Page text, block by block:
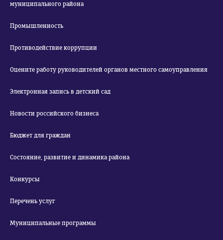
муниципального района
Промышленность
Противодействие коррупции
Оцените работу руководителей органов местного самоуправления
Электронная запись в детский сад
Новости российского бизнеса
Бюджет для граждан
Состояние, развитие и динамика района
Конкурсы
Перечень услуг
Муниципальные программы